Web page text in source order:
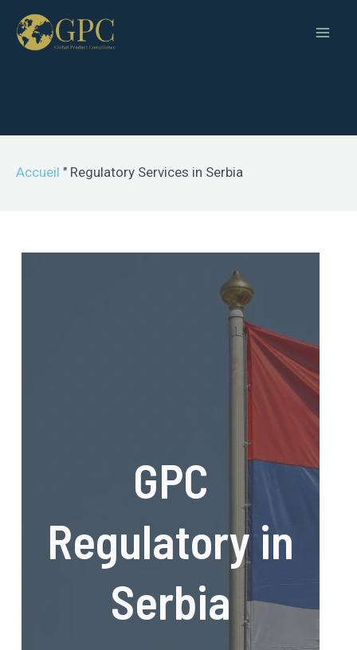
Accueil " Regulatory Services in Serbia
GPC
Regulatory in
Serbia